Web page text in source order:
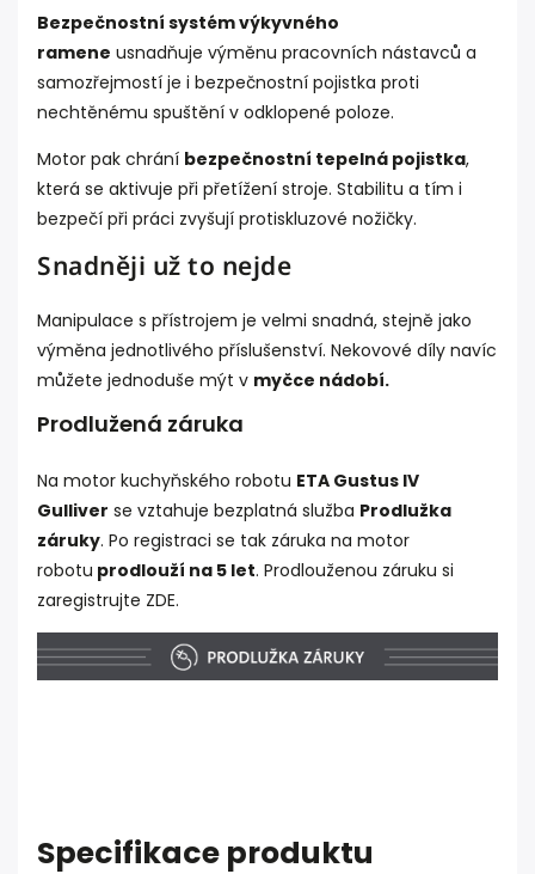
Bezpečnostní systém výkyvného
ramene usnadňuje výměnu pracovních nástavců a
samozřejmostí je i bezpečnostní pojistka proti
nechtěnému spuštění v odklopené poloze.
Motor pak chrání bezpečnostní tepelná pojistka,
která se aktivuje při přetížení stroje. Stabilitu a tím i
bezpečí při práci zvyšují protiskluzové nožičky.
Snadněji už to nejde
Manipulace s přístrojem je velmi snadná, stejně jako
výměna jednotlivého příslušenství. Nekovové díly navíc
můžete jednoduše mýt v myčce nádobí.
Prodlužená záruka
Na motor kuchyňského robotu ETA Gustus IV
Gulliver se vztahuje bezplatná služba Prodlužka
záruky. Po registraci se tak záruka na motor
robotu prodlouží na 5 let. Prodlouženou záruku si
zaregistrujte ZDE.
Specifikace produktu